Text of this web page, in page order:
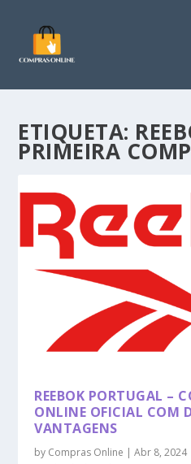
ETIQUETA:
PRIMEIRA
REEBOK PORTUGAL –
ONLINE OFICIAL COM
VANTAGENS
by Compras Online |Abr 8, 2024